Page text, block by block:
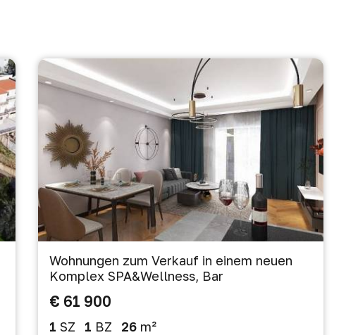
Wohnungen zum Verkauf in einem neuen
Komplex SPA&Wellness, Bar
€ 61 900
1 SZ 1 BZ 26 m²